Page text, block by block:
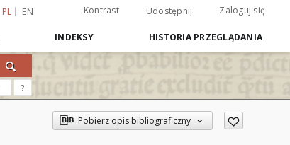
PL EN Kontrast Udostępnij Zaloguj się
INDEKSY HISTORIA PRZEGLĄDANIA
?
Pobierz opis bibliograficzny